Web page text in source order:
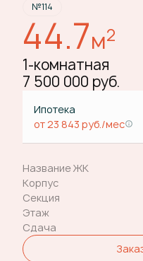
№114
44.7м2
1-комнатная
7 500 000 руб.
Ипотека
от 23 843 руб./мес
Название ЖК
Корпус
Секция
Этаж
Сдача